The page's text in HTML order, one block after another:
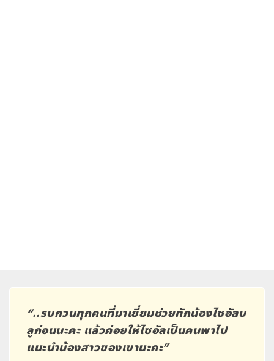
“..รบกวนทุกคนที่มาเยี่ยมช่วยทักน้องไซอัลบ
ลูก่อนนะคะ แล้วค่อยให้ไซอัลเป็นคนพาไป
แนะนำน้องสาวของเขานะคะ”